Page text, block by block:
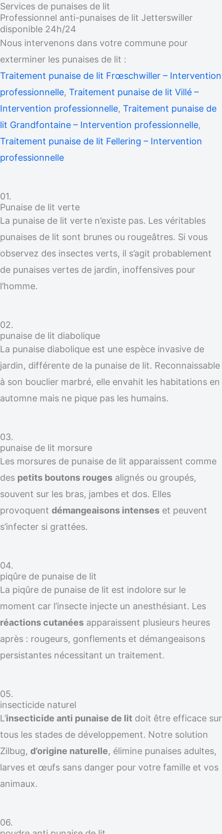
Services de punaises de lit
Professionnel anti-punaises de lit Jetterswiller
disponible 24h/24
Nous intervenons dans votre commune pour
exterminer les punaises de lit :
Traitement punaise de lit Frœschwiller – Intervention
professionnelle, Traitement punaise de lit Villé –
Intervention professionnelle, Traitement punaise de
lit Grandfontaine – Intervention professionnelle,
Traitement punaise de lit Fellering – Intervention
professionnelle
01.
Punaise de lit verte
La punaise de lit verte n’existe pas. Les véritables
punaises de lit sont brunes ou rougeâtres. Si vous
observez des insectes verts, il s’agit probablement
de punaises vertes de jardin, inoffensives pour
l’homme.
02.
punaise de lit diabolique
La punaise diabolique est une espèce invasive de
jardin, différente de la punaise de lit. Reconnaissable
à son bouclier marbré, elle envahit les habitations en
automne mais ne pique pas les humains.
03.
punaise de lit morsure
Les morsures de punaise de lit apparaissent comme
des petits boutons rouges alignés ou groupés,
souvent sur les bras, jambes et dos. Elles
provoquent démangeaisons intenses et peuvent
s’infecter si grattées.
04.
piqûre de punaise de lit
La piqûre de punaise de lit est indolore sur le
moment car l’insecte injecte un anesthésiant. Les
réactions cutanées apparaissent plusieurs heures
après : rougeurs, gonflements et démangeaisons
persistantes nécessitant un traitement.
05.
insecticide naturel
L’insecticide anti punaise de lit doit être efficace sur
tous les stades de développement. Notre solution
Zilbug, d’origine naturelle, élimine punaises adultes,
larves et œufs sans danger pour votre famille et vos
animaux.
06.